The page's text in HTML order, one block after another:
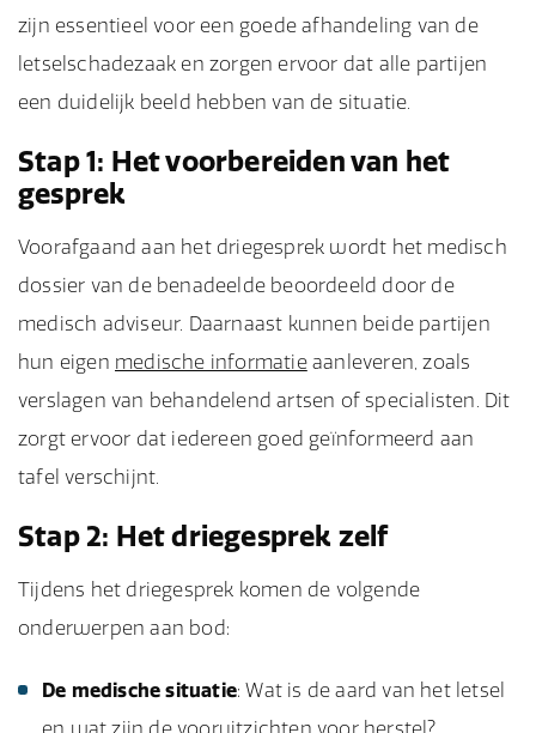
zijn essentieel voor een goede afhandeling van de
letselschadezaak en zorgen ervoor dat alle partijen
een duidelijk beeld hebben van de situatie.
Stap 1: Het voorbereiden van het
gesprek
Voorafgaand aan het driegesprek wordt het medisch
dossier van de benadeelde beoordeeld door de
medisch adviseur. Daarnaast kunnen beide partijen
hun eigen medische informatieaanleveren, zoals
verslagen van behandelend artsen of specialisten. Dit
zorgt ervoor dat iedereen goed geïnformeerd aan
tafel verschijnt.
Stap 2: Het driegesprek zelf
Tijdens het driegesprek komen de volgende
onderwerpen aan bod:
De medische situatie: Wat is de aard van het letsel
en wat zijn de vooruitzichten voor herstel?